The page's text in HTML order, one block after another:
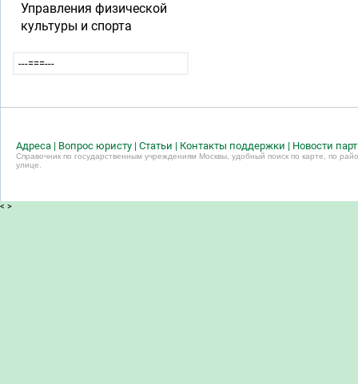
Управления физической
культуры и спорта
---===---
Адреса | Вопрос юристу | Статьи | Контакты поддержки | Новости
Справочник по государственным учреждениям Москвы, удобный поиск по карте, по
улице.
< >